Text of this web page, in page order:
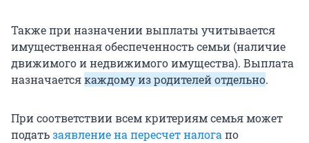
Также при назначении выплаты учитывается
имущественная обеспеченность семьи (наличие
движимого и недвижимого имущества). Выплата
назначаетсякаждому из родителей отдельно.
При соответствии всем критериям семья может
податьзаявление на пересчет налогапо